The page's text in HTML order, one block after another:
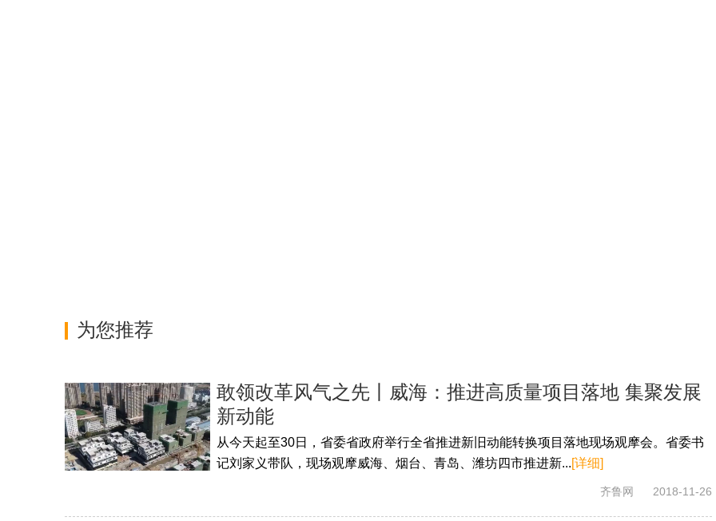
为您推荐
敢领改革风气之先丨威海：推进高质量项目落地 集聚发展
新动能
从今天起至30日，省委省政府举行全省推进新旧动能转换项目落地现场观摩会。省委书
记刘家义带队，现场观摩威海、烟台、青岛、潍坊四市推进新...[详细]
齐鲁网 2018-11-26